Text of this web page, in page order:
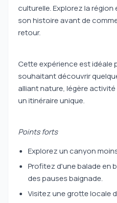
culturelle. Explorez la
son histoire avant de
retour.
Cette expérience est idéale
souhaitant découvrir
alliant nature, légère
un itinéraire unique.
Points forts
Explorez un canyon
Profitez d'une balade en
des pauses baignade.
Visitez une grotte locale